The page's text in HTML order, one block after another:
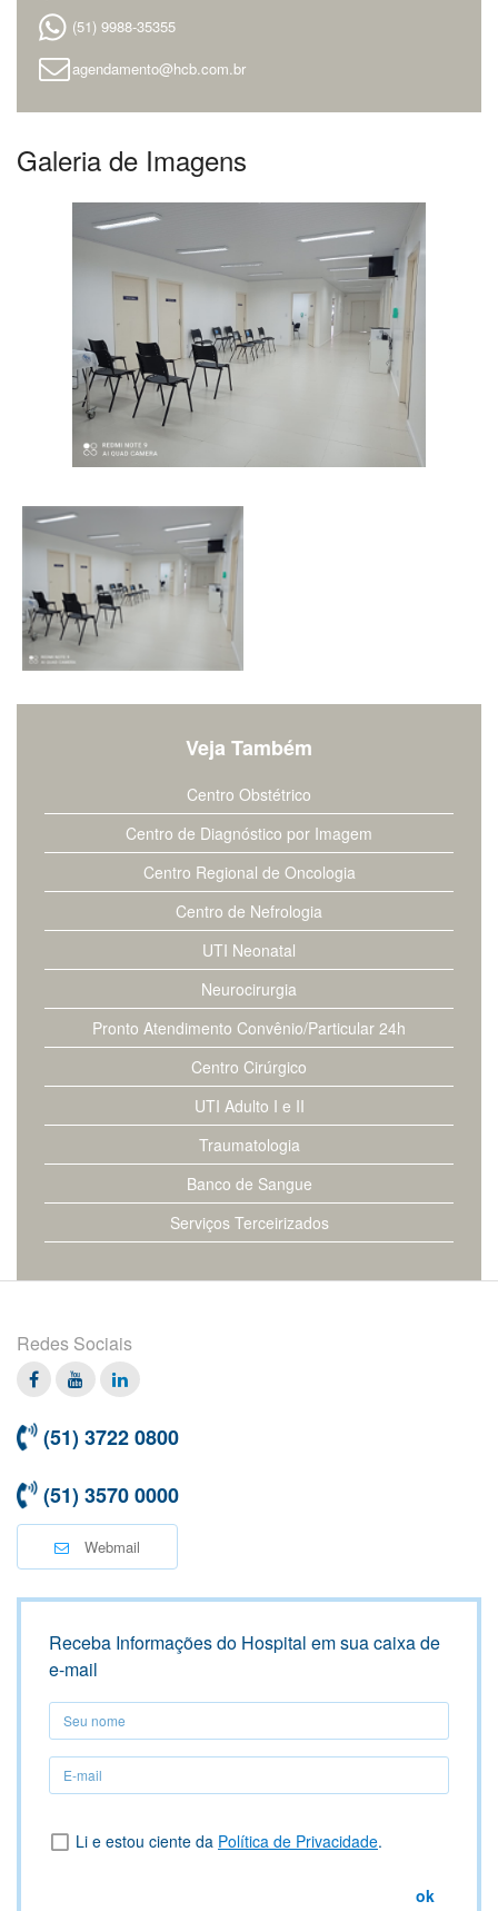
(51) 9988-35355
agendamento@hcb.com.br
Galeria de Imagens
Veja Também
Centro Obstétrico
Centro de Diagnóstico por Imagem
Centro Regional de Oncologia
Centro de Nefrologia
UTI Neonatal
Neurocirurgia
Pronto Atendimento Convênio/Particular 24h
Centro Cirúrgico
UTI Adulto I e II
Traumatologia
Banco de Sangue
Serviços Terceirizados
Redes Sociais
Facebook
TwitterLinkedin
(51) 3722 0800
(51) 3570 0000
Webmail
Receba Informações do Hospital em sua caixa de
e-mail
Seu
nome
Seu
nome
Li e estou ciente da Política de Privacidade.
ok